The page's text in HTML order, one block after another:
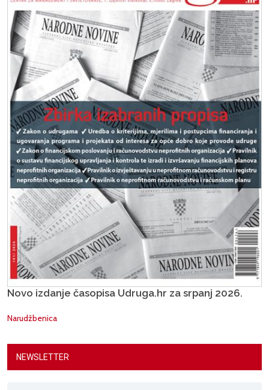
Novo izdanje časopisa Udruga.hr za srpanj 2026.
Narudžbenica
NEWSLETTER